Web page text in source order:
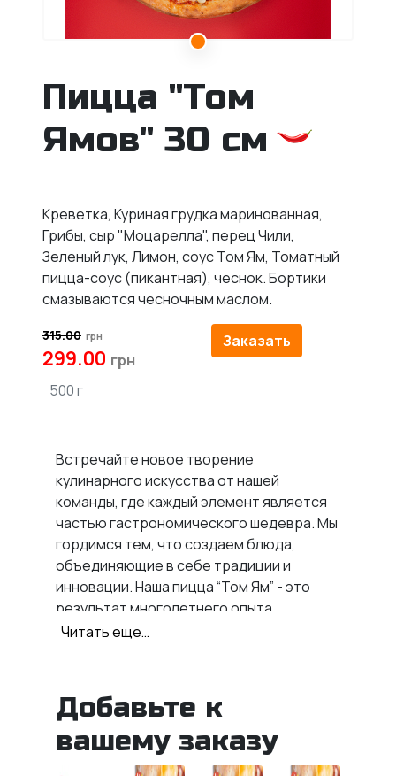
Пицца "Том
Ямов" 30 см
Креветка, Куриная грудка маринованная,
Грибы, сыр "Моцарелла", перец Чили,
Зеленый лук, Лимон, соус Том Ям, Томатный
пицца-соус (пикантная), чеснок. Бортики
смазываются чесночным маслом.
315.00
299.00
Заказать
500 г
Встречайте новое творение
кулинарного искусства от нашей
команды, где каждый элемент является
частью гастрономического шедевра. Мы
гордимся тем, что создаем блюда,
объединяющие в себе традиции и
инновации. Наша пицца “Том Ям” - это
результат многолетнего опыта,
кропотливого труда и постоянного
Запорожье
Что входит в
пиццу «Том Ямов»
Читать еще…
Добавьте к
вашему заказу